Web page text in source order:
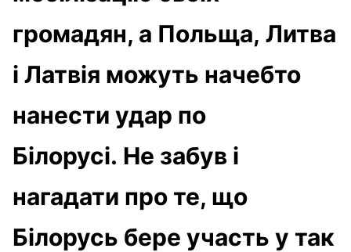
громадян, а Польща, Литва
і Латвія можуть начебто
нанести удар по
Білорусі. Не забув і
нагадати про те, що
Білорусь бере участь у так